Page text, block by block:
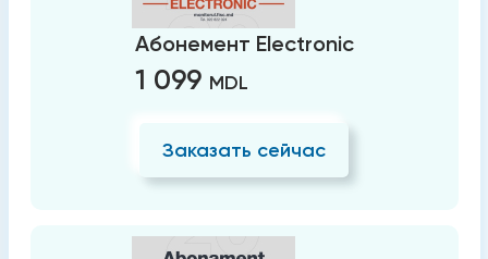
Абонемент Electronic
1 099 MDL
Заказать сейчас